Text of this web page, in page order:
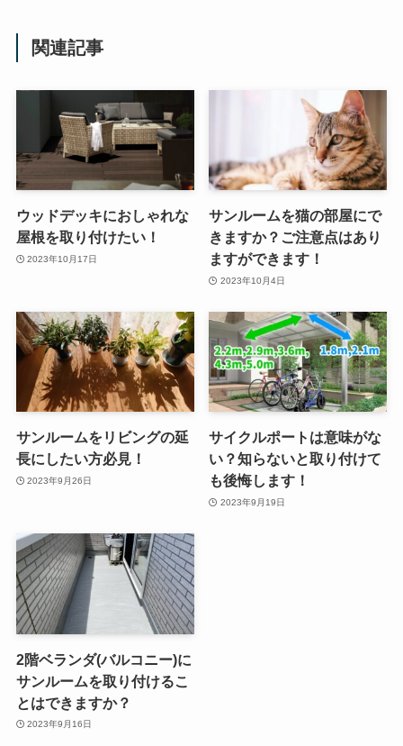
関連記事
ウッドデッキにおしゃれな
屋根を取り付けたい！
2023年10月17日
サンルームを猫の部屋にで
きますか？ご注意点はあり
ますができます！
2023年10月4日
サンルームをリビングの延
長にしたい方必見！
2023年9月26日
サイクルポートは意味がな
い？知らないと取り付けて
も後悔します！
2023年9月19日
2階ベランダ(バルコニー)に
サンルームを取り付けるこ
とはできますか？
2023年9月16日